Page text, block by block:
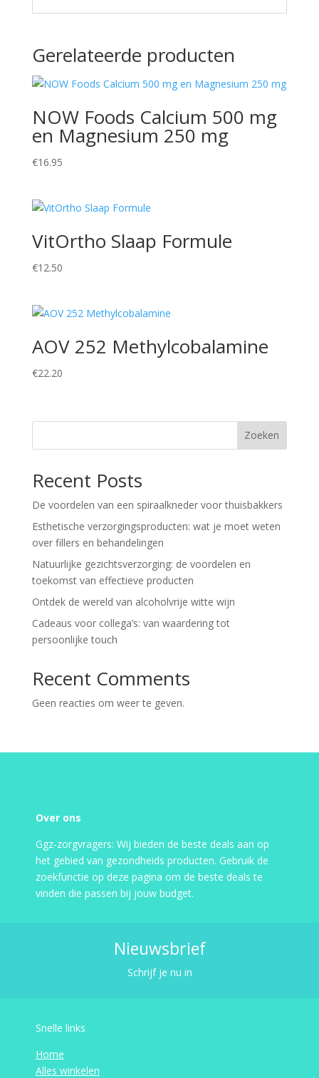
Gerelateerde producten
NOW Foods Calcium 500 mg
en Magnesium 250 mg
€16.95
VitOrtho Slaap Formule
€12.50
AOV 252 Methylcobalamine
€22.20
Zoeken
Recent Posts
De voordelen van een spiraalkneder voor thuisbakkers
Esthetische verzorgingsproducten: wat je moet weten
over fillers en behandelingen
Natuurlijke gezichtsverzorging: de voordelen en
toekomst van effectieve producten
Ontdek de wereld van alcoholvrije witte wijn
Cadeaus voor collega’s: van waardering tot
persoonlijke touch
Recent Comments
Geen reacties om weer te geven.
Over ons
Ggz-zorgvragers: Wij bieden de beste deals aan op
het gebied van gezondheids producten. Gebruik de
zoekfunctie op deze pagina om de beste deals te
vinden die passen bij jouw budget.
Nieuwsbrief
Schrijf je nu in
Snelle links
Home
Alles winkelen